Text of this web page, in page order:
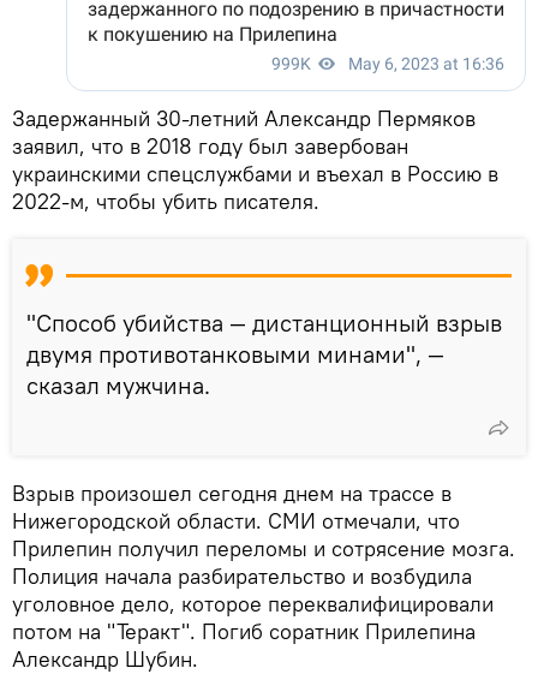
Задержанный 30-летний Александр Пермяков
заявил, что в 2018 году был завербован
украинскими спецслужбами и въехал в Россию в
2022-м, чтобы убить писателя.
"Способ убийства — дистанционный взрыв
двумя противотанковыми минами", —
сказал мужчина.
Взрыв произошел сегодня днем на трассе в
Нижегородской области. СМИ отмечали, что
Прилепин получил переломы и сотрясение мозга.
Полиция начала разбирательство и возбудила
уголовное дело, которое переквалифицировали
потом на "Теракт". Погиб соратник Прилепина
Александр Шубин.